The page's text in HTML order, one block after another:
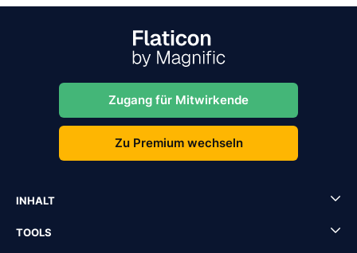
Zugang für Mitwirkende
Zu Premium wechseln
INHALT
TOOLS